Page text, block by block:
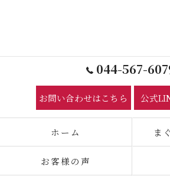
044-567-
お問い合わせはこちら 公式
ホーム ま
お客様の声